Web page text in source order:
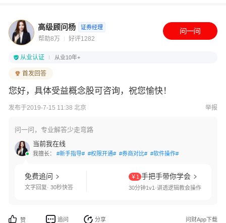
高级顾问杨 证券经理
帮助8万 好评1282
从业认证 从业10年+
首发回答
您好，具体受益概念股可咨询，祝您愉快！
发布于2019-7-15 11:38 北京 举报
问一问，专业解答少走弯路
当前我在线
我擅长： #新手指导# #权限开通# #券商对比# #软件操作#
免费追问
文字回复· 30秒快答
￥1 手把手带你学会
30分钟1v1·讲透逻辑教会操作
赞 追问 分享 问财App下载